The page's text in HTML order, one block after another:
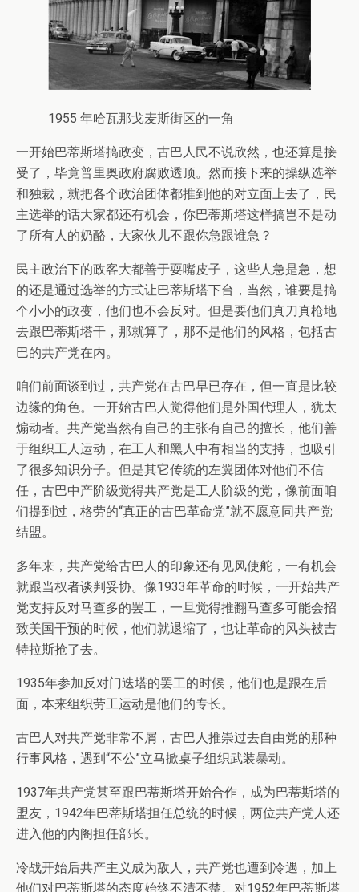
1955 年哈瓦那戈麦斯街区的一角
一开始巴蒂斯塔搞政变，古巴人民不说欣然，也还算是接
受了，毕竟普里奥政府腐败透顶。然而接下来的操纵选举
和独裁，就把各个政治团体都推到他的对立面上去了，民
主选举的话大家都还有机会，你巴蒂斯塔这样搞岂不是动
了所有人的奶酪，大家伙儿不跟你急跟谁急？
民主政治下的政客大都善于耍嘴皮子，这些人急是急，想
的还是通过选举的方式让巴蒂斯塔下台，当然，谁要是搞
个小小的政变，他们也不会反对。但是要他们真刀真枪地
去跟巴蒂斯塔干，那就算了，那不是他们的风格，包括古
巴的共产党在内。
咱们前面谈到过，共产党在古巴早已存在，但一直是比较
边缘的角色。一开始古巴人觉得他们是外国代理人，犹太
煽动者。共产党当然有自己的主张有自己的擅长，他们善
于组织工人运动，在工人和黑人中有相当的支持，也吸引
了很多知识分子。但是其它传统的左翼团体对他们不信
任，古巴中产阶级觉得共产党是工人阶级的党，像前面咱
们提到过，格劳的“真正的古巴革命党”就不愿意同共产党
结盟。
多年来，共产党给古巴人的印象还有见风使舵，一有机会
就跟当权者谈判妥协。像1933年革命的时候，一开始共产
党支持反对马查多的罢工，一旦觉得推翻马查多可能会招
致美国干预的时候，他们就退缩了，也让革命的风头被吉
特拉斯抢了去。
1935年参加反对门迭塔的罢工的时候，他们也是跟在后
面，本来组织劳工运动是他们的专长。
古巴人对共产党非常不屑，古巴人推崇过去自由党的那种
行事风格，遇到“不公”立马掀桌子组织武装暴动。
1937年共产党甚至跟巴蒂斯塔开始合作，成为巴蒂斯塔的
盟友，1942年巴蒂斯塔担任总统的时候，两位共产党人还
进入他的内阁担任部长。
冷战开始后共产主义成为敌人，共产党也遭到冷遇，加上
他们对巴蒂斯塔的态度始终不清不楚。对1952年巴蒂斯塔